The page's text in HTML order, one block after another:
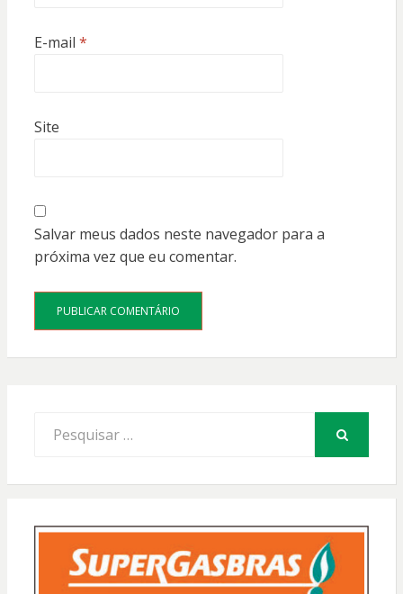
E-mail *
Site
Salvar meus dados neste navegador para a
próxima vez que eu comentar.
por: